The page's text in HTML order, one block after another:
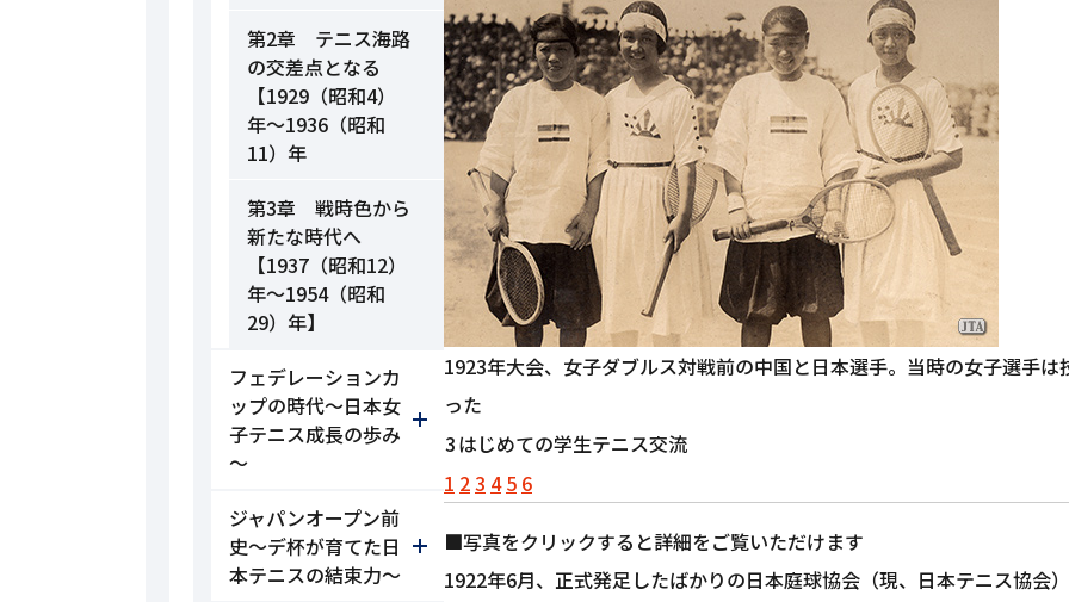
1923年大会、女子ダブルス対戦前の中国と日本選手。当時の女子選手
った
3はじめての学生テニス交流
1 23 4 5 6
■写真をクリックすると詳細をご覧いただけます
1922年6月、正式発足したばかりの日本庭球協会（現、日本テニス協会
第2章 テニス海路
の交差点となる
【1929（昭和4）
年～1936（昭和
11）年
第3章 戦時色から
新たな時代へ
【1937（昭和12）
年～1954（昭和
29）年】
フェデレーションカ
ップの時代～日本女
子テニス成長の歩み
～
ジャパンオープン前
史～デ杯が育てた日
本テニスの結束力～